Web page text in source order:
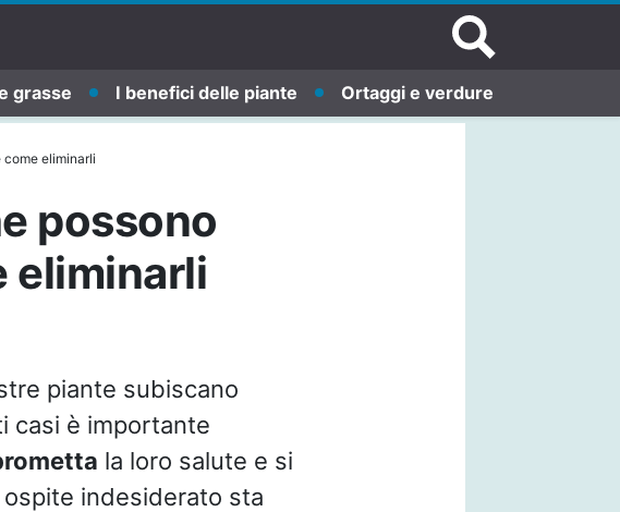
grasse I benefici delle piante Ortaggi e verdure
come eliminarli
possono
eliminarli
piante subiscano
casi è importante
la loro salute e si
indesiderato sta